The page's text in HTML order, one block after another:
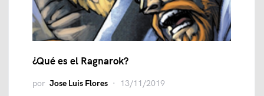
¿Qué es el Ragnarok?
por Jose Luis Flores 13/11/2019